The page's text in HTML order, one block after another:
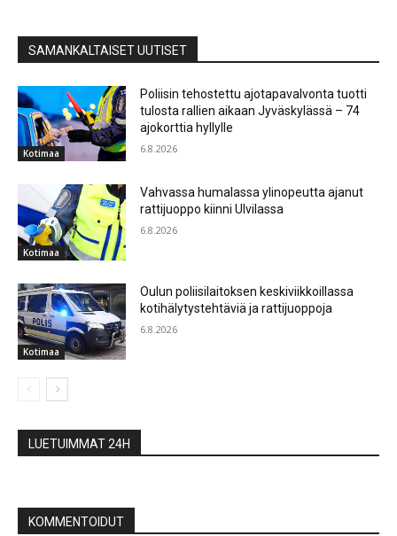
SAMANKALTAISET UUTISET
Kotimaa
Poliisin tehostettu ajotapavalvonta tuotti
tulosta rallien aikaan Jyväskylässä – 74
ajokorttia hyllylle
6.8.2026
Kotimaa
Vahvassa humalassa ylinopeutta ajanut
rattijuoppo kiinni Ulvilassa
6.8.2026
Kotimaa
Oulun poliisilaitoksen keskiviikkoillassa
kotihälytystehtäviä ja rattijuoppoja
6.8.2026
LUETUIMMAT 24H
KOMMENTOIDUT